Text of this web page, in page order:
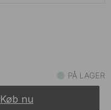
PÅ LAGER
Køb nu